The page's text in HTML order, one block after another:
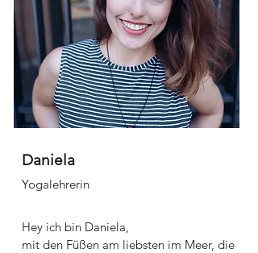
Daniela
Yogalehrerin
Hey ich bin Daniela,
mit den Füßen am liebsten im Meer, die